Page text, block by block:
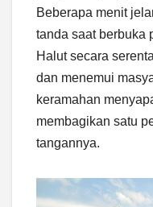
Beberapa menit
tanda saat berbuka
Halut secara
dan menemui
keramahan
membagikan satu
tangannya.